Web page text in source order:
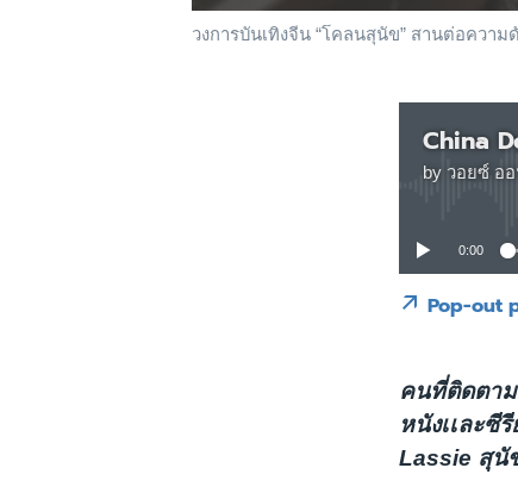
วงการบันเทิงจีน “โคลนสุนัข” สานต่อความ
China
by วอยซ์ อ
0:00
Pop-out
คนที่ติดตา
หนังเเละซี
Lassie สุนั